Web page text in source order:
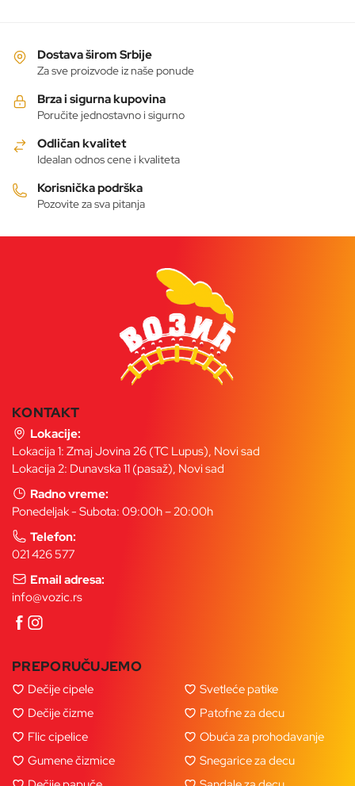
Dostava širom Srbije
Za sve proizvode iz naše ponude
Brza i sigurna kupovina
Poručite jednostavno i sigurno
Odličan kvalitet
Idealan odnos cene i kvaliteta
Korisnička podrška
Pozovite za sva pitanja
KONTAKT
Lokacije:
Lokacija 1: Zmaj Jovina 26 (TC Lupus), Novi sad
Lokacija 2: Dunavska 11 (pasaž), Novi sad
Radno vreme:
Ponedeljak - Subota: 09:00h – 20:00h
Telefon:
021 426 577
Email adresa:
info@vozic.rs
PREPORUČUJEMO
Dečije cipele
Dečije čizme
Flic cipelice
Gumene čizmice
Svetleće patike
Patofne za decu
Obuća za prohodavanje
Snegarice za decu